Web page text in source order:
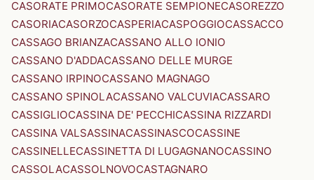
CASORATE PRIMOCASORATE SEMPIONECASOREZZO
CASORIACASORZOCASPERIACASPOGGIOCASSACCO
CASSAGO BRIANZACASSANO ALLO IONIO
CASSANO D'ADDACASSANO DELLE MURGE
CASSANO IRPINOCASSANO MAGNAGO
CASSANO SPINOLACASSANO VALCUVIACASSARO
CASSIGLIOCASSINA DE' PECCHICASSINA RIZZARDI
CASSINA VALSASSINACASSINASCOCASSINE
CASSINELLECASSINETTA DI LUGAGNANOCASSINO
CASSOLACASSOLNOVOCASTAGNARO